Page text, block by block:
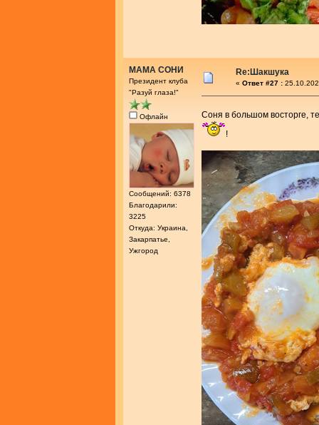
МАМА СОНИ
Президент клуба
"Разуй глаза!"
Офлайн
Сообщений: 6378
Благодарили:
3225
Откуда: Украина,
Закарпатье,
Ужгород
Re:Шакшука
« Ответ #27 :
Соня в большом восторге,
!